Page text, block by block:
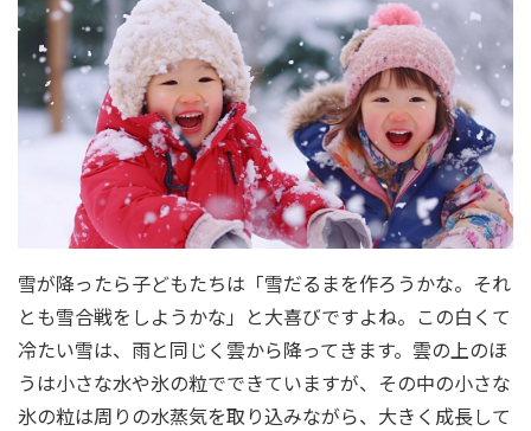
雪が降ったら子どもたちは「雪だるまを作ろうかな。それ
とも雪合戦をしようかな」と大喜びですよね。この白くて
冷たい雪は、雨と同じく雲から降ってきます。雲の上のほ
うは小さな水や氷の粒でできていますが、その中の小さな
氷の粒は周りの水蒸気を取り込みながら、大きく成長して